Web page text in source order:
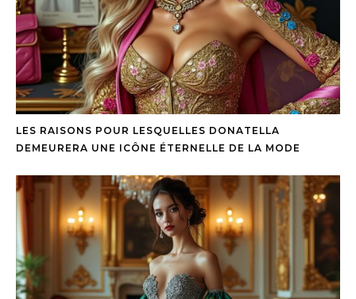
LES RAISONS POUR LESQUELLES DONATELLA
DEMEURERA UNE ICÔNE ÉTERNELLE DE LA MODE